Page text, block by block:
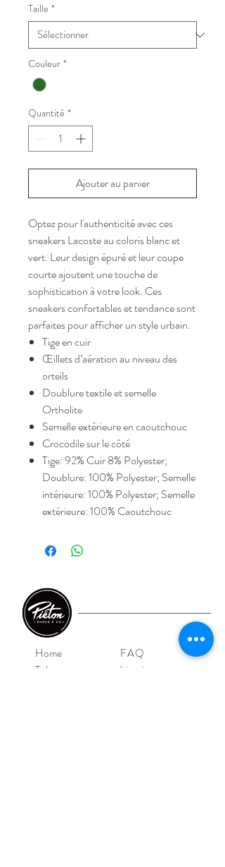
Taille *
Couleur *
Quantité *
Ajouter au panier
Optez pour l'authenticité avec ces
sneakers Lacoste au coloris blanc et
vert. Leur design épuré et leur coupe
courte ajoutent une touche de
sophistication à votre look. Ces
sneakers confortables et tendance sont
parfaites pour afficher un style urbain.
Tige en cuir
Œillets d’aération au niveau des
orteils
Doublure textile et semelle
Ortholite
Semelle extérieure en caoutchouc
Crocodile sur le côté
Tige: 92% Cuir 8% Polyester;
Doublure: 100% Polyester; Semelle
intérieure: 100% Polyester; Semelle
extérieure: 100% Caoutchouc
Home
Take care
FAQ
Livraison et retour